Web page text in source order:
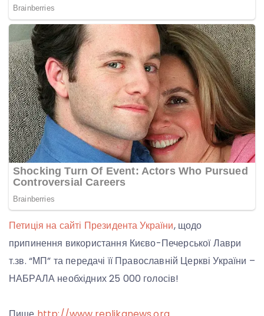
Петиція на сайті Президента України, щодо
припинення використання Києво-Печерської Лаври
т.зв. “МП” та передачі її Православній Церкві України –
НАБРАЛА необхідних 25 000 голосів!